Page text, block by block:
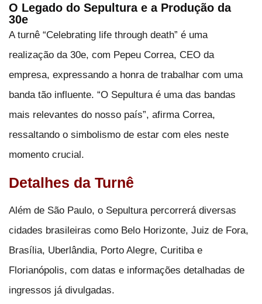
O Legado do Sepultura e a Produção da
30e
A turnê “Celebrating life through death” é uma
realização da 30e, com Pepeu Correa, CEO da
empresa, expressando a honra de trabalhar com uma
banda tão influente. “O Sepultura é uma das bandas
mais relevantes do nosso país”, afirma Correa,
ressaltando o simbolismo de estar com eles neste
momento crucial.
Detalhes da Turnê
Além de São Paulo, o Sepultura percorrerá diversas
cidades brasileiras como Belo Horizonte, Juiz de Fora,
Brasília, Uberlândia, Porto Alegre, Curitiba e
Florianópolis, com datas e informações detalhadas de
ingressos já divulgadas.